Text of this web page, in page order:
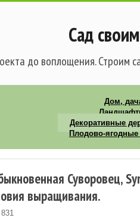
Сад
до воплощения. Строим
Дом,
Декоративные
Плодово-
Суворовец,
выращивания.